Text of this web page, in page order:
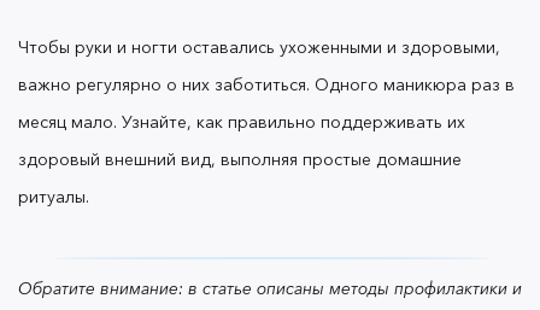
Что происходит с кожей рук и ногтями зимой?
кутикулой?
Чтобы руки и ногти оставались ухоженными и здоровыми,
важно регулярно о них заботиться. Одного маникюра раз в
месяц мало. Узнайте, как правильно поддерживать их
здоровый внешний вид, выполняя простые домашние
ритуалы.
Обратите внимание: в статье описаны методы профилактики и